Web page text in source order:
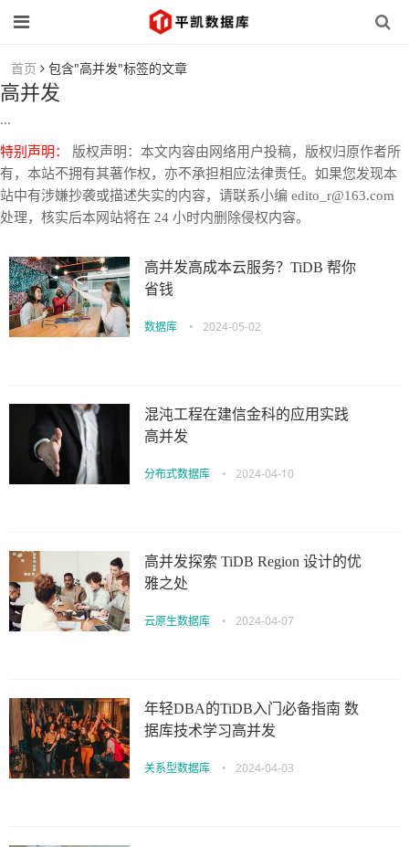
首页 包含"高并发"标签的文章
高并发
...
特别声明：
版权声明：本文内容由网络用户投稿，版权归原作者所
有，本站不拥有其著作权，亦不承担相应法律责任。如果您发现本
站中有涉嫌抄袭或描述失实的内容，请联系小编 edito_r@163.com
处理，核实后本网站将在 24 小时内删除侵权内容。
高并发高成本云服务？TiDB 帮你
省钱
数据库 • 2024-05-02
混沌工程在建信金科的应用实践
高并发
分布式数据库 • 2024-04-10
高并发探索 TiDB Region 设计的优
雅之处
云原生数据库 • 2024-04-07
年轻DBA的TiDB入门必备指南 数
据库技术学习高并发
关系型数据库 • 2024-04-03